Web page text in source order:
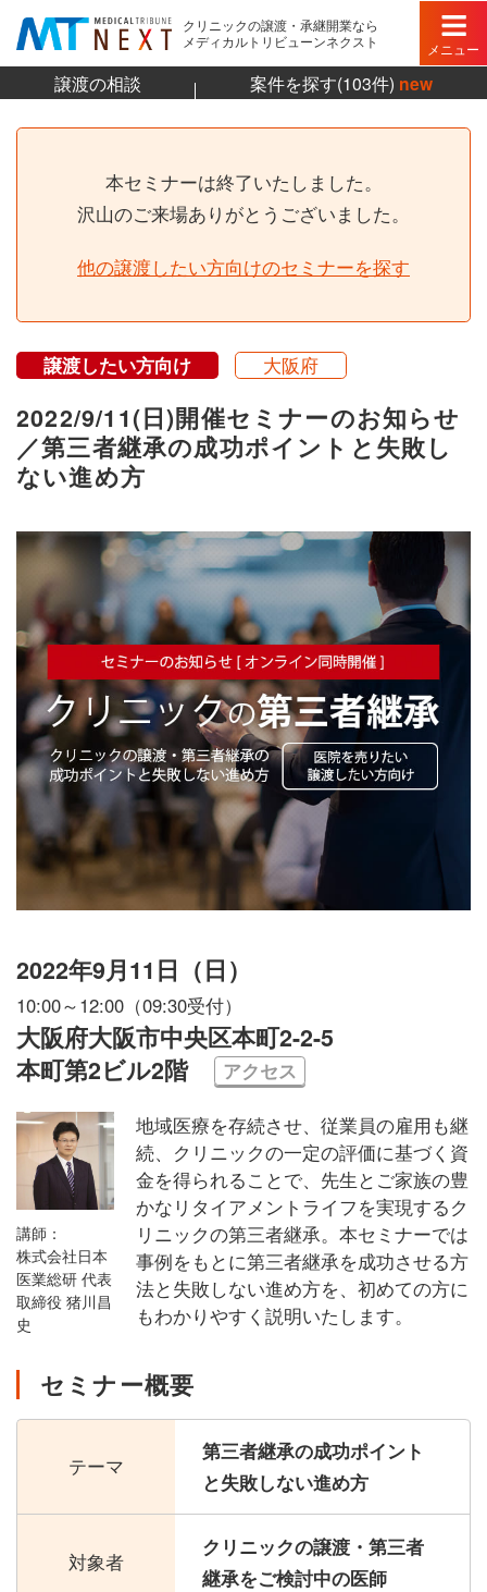
クリニックの譲渡・承継開業なら
メディカルトリビューンネクスト
メニュー
譲渡の相談 案件を探す(103件) new
本セミナーは終了いたしました。
沢山のご来場ありがとうございました。
他の譲渡したい方向けのセミナーを探す
譲渡したい方向け 大阪府
2022/9/11(日)開催セミナーのお知らせ
／第三者継承の成功ポイントと失敗し
ない進め方
2022年9月11日（日）
10:00～12:00（09:30受付）
大阪府大阪市中央区本町2-2-5
本町第2ビル2階
アクセス
講師：
株式会社日本
医業総研 代表
取締役 猪川昌
史
地域医療を存続させ、従業員の雇用も継
続、クリニックの一定の評価に基づく資
金を得られることで、先生とご家族の豊
かなリタイアメントライフを実現するク
リニックの第三者継承。本セミナーでは
事例をもとに第三者継承を成功させる方
法と失敗しない進め方を、初めての方に
もわかりやすく説明いたします。
セミナー概要
テーマ
第三者継承の成功ポイント
と失敗しない進め方
対象者
クリニックの譲渡・第三者
継承をご検討中の医師